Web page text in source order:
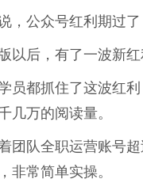
，公众号红利期过了
以后，有了一波新
员都抓住了这波红
几万的阅读量。
团队全职运营账号
非常简单实操。